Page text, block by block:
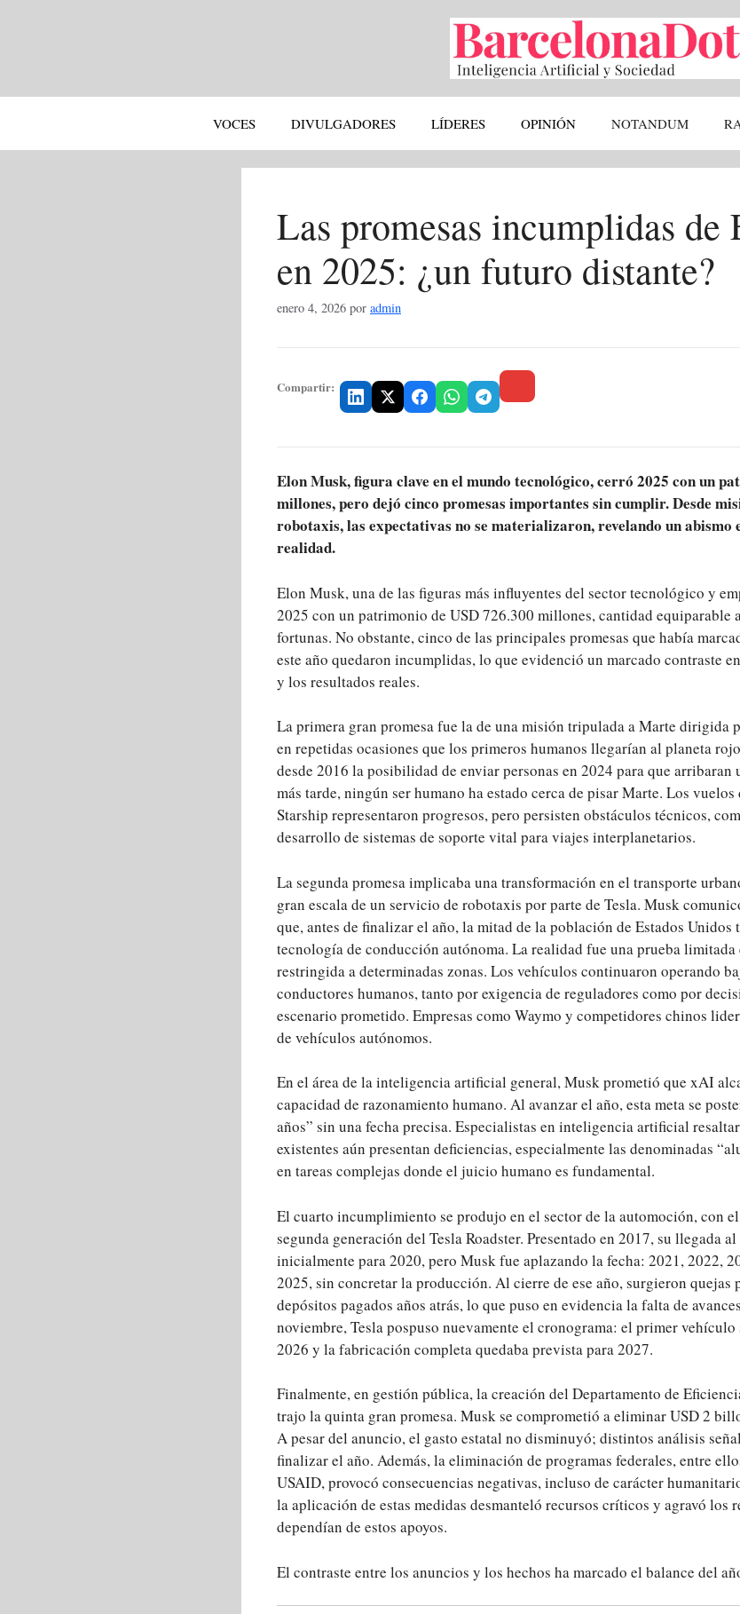
VOCES DIVULGADORES LÍDERES OPINIÓN NOTANDUM
Las promesas incumplidas
en 2025: ¿un futuro distante?
enero 4, 2026 por admin
Compartir:
Elon Musk, figura clave en el mundo tecnológico, cerró 2025 con un
millones, pero dejó cinco promesas importantes sin cumplir. Desde
robotaxis, las expectativas no se materializaron, revelando un abismo
realidad.
Elon Musk, una de las figuras más influyentes del sector tecnológico y
2025 con un patrimonio de USD 726.300 millones, cantidad equiparable
fortunas. No obstante, cinco de las principales promesas que había
este año quedaron incumplidas, lo que evidenció un marcado contraste
y los resultados reales.
La primera gran promesa fue la de una misión tripulada a Marte dirigida
en repetidas ocasiones que los primeros humanos llegarían al planeta
desde 2016 la posibilidad de enviar personas en 2024 para que arribaran
más tarde, ningún ser humano ha estado cerca de pisar Marte. Los vuelos
Starship representaron progresos, pero persisten obstáculos técnicos,
desarrollo de sistemas de soporte vital para viajes interplanetarios.
La segunda promesa implicaba una transformación en el transporte
gran escala de un servicio de robotaxis por parte de Tesla. Musk
que, antes de finalizar el año, la mitad de la población de Estados Unidos
tecnología de conducción autónoma. La realidad fue una prueba limitada
restringida a determinadas zonas. Los vehículos continuaron operando
conductores humanos, tanto por exigencia de reguladores como por
escenario prometido. Empresas como Waymo y competidores chinos
de vehículos autónomos.
En el área de la inteligencia artificial general, Musk prometió que xAI
capacidad de razonamiento humano. Al avanzar el año, esta meta se
años” sin una fecha precisa. Especialistas en inteligencia artificial
existentes aún presentan deficiencias, especialmente las denominadas
en tareas complejas donde el juicio humano es fundamental.
El cuarto incumplimiento se produjo en el sector de la automoción, con
segunda generación del Tesla Roadster. Presentado en 2017, su llegada
inicialmente para 2020, pero Musk fue aplazando la fecha: 2021, 2022,
2025, sin concretar la producción. Al cierre de ese año, surgieron quejas
depósitos pagados años atrás, lo que puso en evidencia la falta de
noviembre, Tesla pospuso nuevamente el cronograma: el primer
2026 y la fabricación completa quedaba prevista para 2027.
Finalmente, en gestión pública, la creación del Departamento de
trajo la quinta gran promesa. Musk se comprometió a eliminar USD 2
A pesar del anuncio, el gasto estatal no disminuyó; distintos análisis
finalizar el año. Además, la eliminación de programas federales, entre
USAID, provocó consecuencias negativas, incluso de carácter
la aplicación de estas medidas desmanteló recursos críticos y agravó los
dependían de estos apoyos.
El contraste entre los anuncios y los hechos ha marcado el balance del